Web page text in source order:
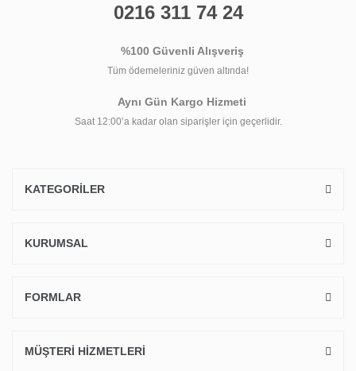
0216 311 74 24
%100 Güvenli Alışveriş
Tüm ödemeleriniz güven altında!
Aynı Gün Kargo Hizmeti
Saat 12:00’a kadar olan siparişler için geçerlidir.
KATEGORİLER
KURUMSAL
FORMLAR
MÜŞTERİ HİZMETLERİ